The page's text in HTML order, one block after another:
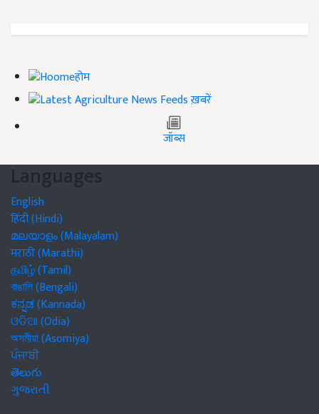
होम
ख़बरें
जॉब्स
Languages
English
हिंदी (Hindi)
മലയാളം (Malayalam)
मराठी (Marathi)
தமிழ் (Tamil)
বাঙালি (Bengali)
ಕನ್ನಡ (Kannada)
ଓଡିଆ (Odia)
অসমীয়া (Asomiya)
ਪੰਜਾਬੀ
తెలుగు
ગુજરાતી